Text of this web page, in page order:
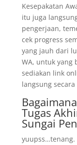
Kesepakatan
itu juga
pengerjaan,
cek progress
yang jauh dari
WA, untuk yang
sediakan link
langsung
Tugas
Sungai
yuupss…tenang.